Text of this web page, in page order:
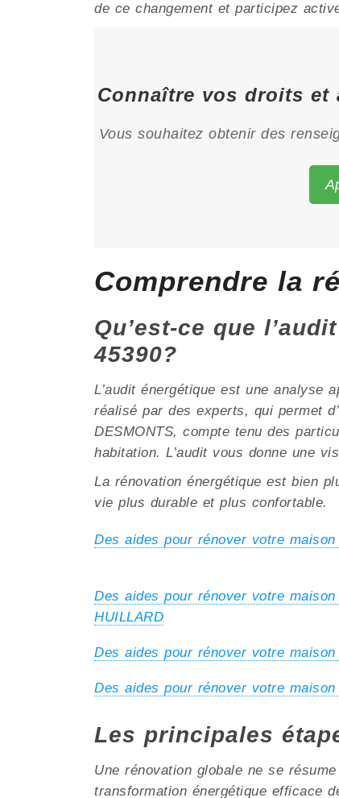
de ce changement et participez
Connaître vos droits et
Vous souhaitez obtenir des
Comprendre la
Qu’est-ce que
45390?
L’audit énergétique est une analyse
réalisé par des experts, qui permet
DESMONTS, compte tenu des
habitation. L’audit vous donne une
La rénovation énergétique est bien
vie plus durable et plus confortable.
Des aides pour rénover votre maison
Des aides pour rénover votre
HUILLARD
Des aides pour rénover votre maison
Des aides pour rénover votre maison
Les principales
Une rénovation globale ne se
transformation énergétique efficace